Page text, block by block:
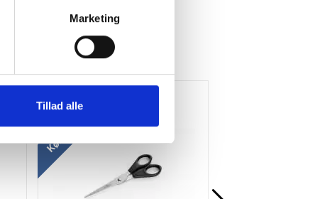
Marketing
Tillad alle
Køb mere og spar